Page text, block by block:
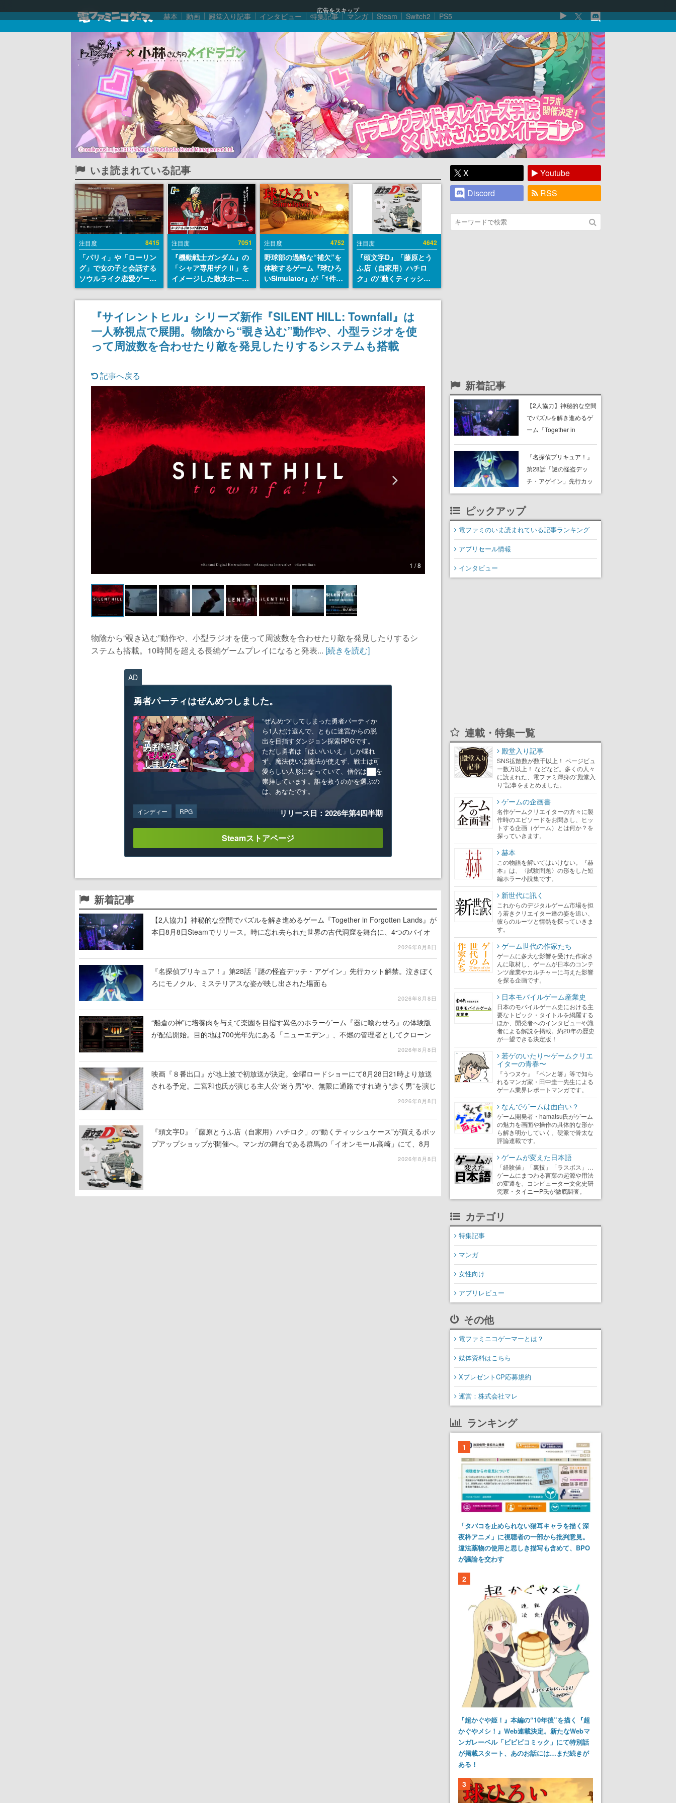
広告をスキップ
赫本 動画 殿堂入り記事 インタビュー 特集記事 マンガ Steam Switch2 PS5
いま読まれている記事
注目度 8415
「パリィ」や「ローリン
グ」で女の子と会話する
ソウルライク恋愛ゲーム
『小早川さんはソウルラ
イク』無料公開。返事に
失敗すると「YOU
DIED」
注目度 7051
『機動戦士ガンダム』の
「シャア専用ザクⅡ」を
イメージした散水ホース
リールが予約開始。本体
にはシャアのパーソナル
マークやジオン公国軍の
エンブレム、型式番号な
どを配置
注目度 4752
野球部の過酷な“補欠”を
体験するゲーム『球ひろ
いSimulator』が「1件」
のウィッシュリストをも
とにチェコ語に対応し
SNSで話題に。『キング
ダム・カム』開発元やチ
ェコのプロ野球選手から
称賛の声
注目度 4642
『頭文字D』「藤原とう
ふ店（自家用）ハチロ
ク」の“動くティッシュ
ケース”が買えるポップ
アップショップが開催
へ。マンガの舞台である
群馬の「イオンモール高
崎」にて、8月11日から8
月20日までの期間限定で
開催予定
『サイレントヒル』シリーズ新作『SILENT HILL: Townfall』は
一人称視点で展開。物陰から“覗き込む”動作や、小型ラジオを使
って周波数を合わせたり敵を発見したりするシステムも搭載
記事へ戻る
1 / 8
物陰から“覗き込む”動作や、小型ラジオを使って周波数を合わせたり敵を発見したりするシ
ステムも搭載。10時間を超える長編ゲームプレイになると発表... [続きを読む]
AD
勇者パーティはぜんめつしました。
“ぜんめつ”してしまった勇者パーティか
ら1人だけ選んで、ともに迷宮からの脱
出を目指すダンジョン探索RPGです。
ただし勇者は「はい/いいえ」しか喋れ
ず、魔法使いは魔法が使えず、戦士は可
愛らしい人形になっていて、僧侶は██を
崇拝しています。誰を救うのかを選ぶの
は、あなたです。
インディー RPG リリース日：2026年第4四半期
Steamストアページ
新着記事
【2人協力】神秘的な空間でパズルを解き進めるゲーム『Together in Forgotten Lands』が
本日8月8日Steamでリリース。時に忘れ去られた世界の古代洞窟を舞台に、4つのバイオ
2026年8月8日
『名探偵プリキュア！』第28話「謎の怪盗デッチ・アゲイン」先行カット解禁。泣きぼく
ろにモノクル、ミステリアスな姿が映し出された場面も
2026年8月8日
“船倉の神”に培養肉を与えて楽園を目指す異色のホラーゲーム『器に喰わせろ』の体験版
が配信開始。目的地は700光年先にある「ニューエデン」、不燃の管理者としてクローン
2026年8月8日
映画『８番出口』が地上波で初放送が決定。金曜ロードショーにて8月28日21時より放送
される予定。二宮和也氏が演じる主人公“迷う男”や、無限に通路ですれ違う“歩く男”を演じ
2026年8月8日
『頭文字D』「藤原とうふ店（自家用）ハチロク」の“動くティッシュケース”が買えるポッ
プアップショップが開催へ。マンガの舞台である群馬の「イオンモール高崎」にて、8月
2026年8月8日
X
Youtube
Discord
RSS
新着記事
【2人協力】神秘的な空間
でパズルを解き進めるゲ
ーム『Together in
8月8日Steamでリリー
ス。時に忘れ去られた世
界の古代洞窟を舞台に、4
『名探偵プリキュア！』
第28話「謎の怪盗デッ
チ・アゲイン」先行カッ
ト解禁。泣きぼくろにモ
ピックアップ
電ファミのいま読まれている記事ランキング
アプリセール情報
インタビュー
連載・特集一覧
殿堂入り記事
SNS拡散数が数千以上！ ページビュ
ー数万以上！ などなど。多くの人々
に読まれた、電ファミ渾身の“殿堂入
り”記事をまとめました。
ゲームの企画書
名作ゲームクリエイターの方々に製
作時のエピソードをお聞きし、ヒッ
トする企画（ゲーム）とは何か？を
探っていきます。
赫本
この物語を解いてはいけない。『赫
本』は、〈試験問題〉の形をした短
編ホラー小説集です。
新世代に訊く
これからのデジタルゲーム市場を担
う若きクリエイター達の姿を追い、
彼らのルーツと情熱を探っていきま
す。
ゲーム世代の作家たち
ゲームに多大な影響を受けた作家さ
んに取材し、ゲームが日本のコンテ
ンツ産業やカルチャーに与えた影響
を探る企画です。
日本モバイルゲーム産業史
日本のモバイルゲーム史における主
要なトピック・タイトルを網羅する
ほか、開発者へのインタビューや識
者による解説を掲載。約20年の歴史
が一望できる決定版！
若ゲのいたり〜ゲームクリエ
イターの青春〜
『うつヌケ』『ペンと箸』等で知ら
れるマンガ家・田中圭一先生による
ゲーム業界レポートマンガです。
なんでゲームは面白い？
ゲーム開発者・hamatsu氏がゲーム
の魅力を画面や操作の具体的な形か
ら解き明かしていく、硬派で骨太な
評論連載です。
ゲームが変えた日本語
「経験値」「裏技」「ラスボス」…
ゲームにまつわる言葉の起源や用法
の変遷を、コンピューター文化史研
究家・タイニーP氏が徹底調査。
カテゴリ
特集記事
マンガ
女性向け
アプリレビュー
その他
電ファミニコゲーマーとは？
媒体資料はこちら
XプレゼントCP応募規約
運営：株式会社マレ
ランキング
1
「タバコを止められない猫耳キャラを描く深
夜枠アニメ」に視聴者の一部から批判意見。
違法薬物の使用と思しき描写も含めて、BPO
が議論を交わす
2
『超かぐや姫！』本編の“10年後”を描く『超
かぐやメシ！』Web連載決定。新たなWebマ
ンガレーベル「ビビビコミック」にて特別話
が掲載スタート、あのお話には…まだ続きが
ある！
3